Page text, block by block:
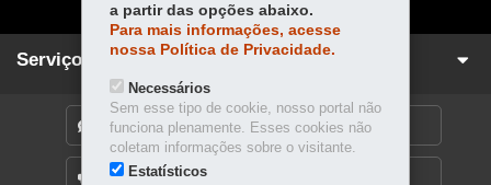
Serviços para você!
DENUNCIE CORRUPÇÃO
OUVIDORIA
a partir das opções abaixo.
Para mais informações, acesse
nossa Política de Privacidade.
Necessários
Sem esse tipo de cookie, nosso portal não
funciona plenamente. Esses cookies não
coletam informações sobre o visitante.
Estatísticos